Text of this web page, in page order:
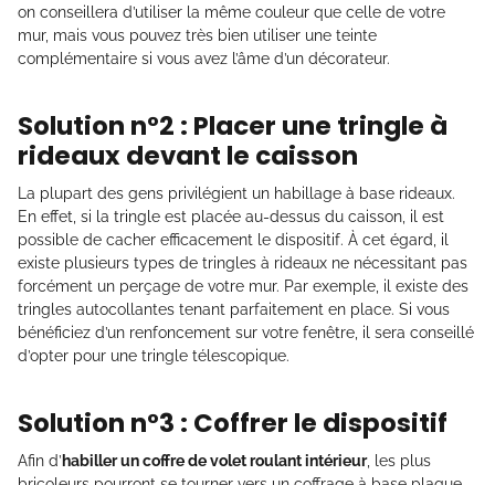
on conseillera d’utiliser la même couleur que celle de votre
mur, mais vous pouvez très bien utiliser une teinte
complémentaire si vous avez l’âme d’un décorateur.
Solution n°2 : Placer une tringle à
rideaux devant le caisson
La plupart des gens privilégient un habillage à base rideaux.
En effet, si la tringle est placée au-dessus du caisson, il est
possible de cacher efficacement le dispositif. À cet égard, il
existe plusieurs types de tringles à rideaux ne nécessitant pas
forcément un perçage de votre mur. Par exemple, il existe des
tringles autocollantes tenant parfaitement en place. Si vous
bénéficiez d’un renfoncement sur votre fenêtre, il sera conseillé
d’opter pour une tringle télescopique.
Solution n°3 : Coffrer le dispositif
Afin d’habiller un coffre de volet roulant intérieur, les plus